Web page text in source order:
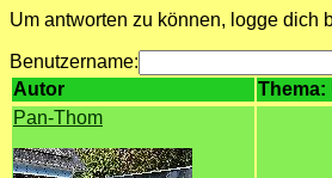
Um antworten zu können, logge dich
Benutzername:
Autor
Pan-Thom